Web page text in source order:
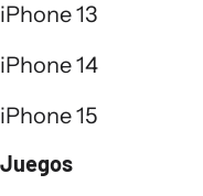
iPhone 13
iPhone 14
iPhone 15
Juegos